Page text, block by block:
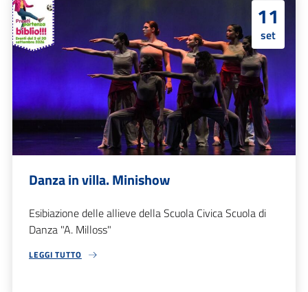
11
set
Danza in villa. Minishow
Esibiazione delle allieve della Scuola Civica Scuola di
Danza "A. Milloss"
LEGGI TUTTO